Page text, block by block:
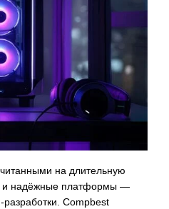
на длительную
и надёжные платформы —
Compbest